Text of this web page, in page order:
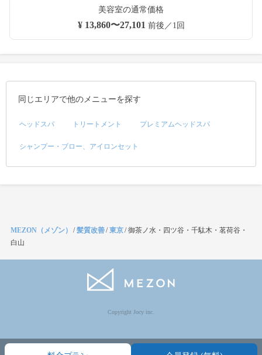
美容室の通常価格
¥ 13,860〜27,101 前後／1回
同じエリアで他のメニューを探す
ヘッドスパ トリートメント プレミアムヘッドスパ
シャンプー・ブロー、アイロンセット
MEZON（メゾン） /髪質改善/東京/御茶ノ水・四ツ谷・千駄木・茗荷谷・
白山
Copyright Jocy inc.